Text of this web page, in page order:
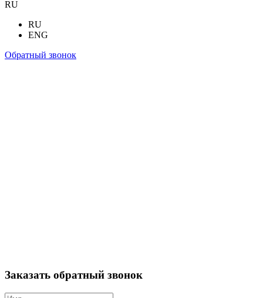
RU
RU
ENG
Обратный звонок
Заказать обратный звонок